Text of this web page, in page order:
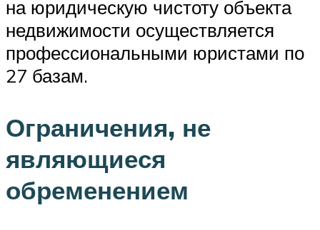
на юридическую чистоту объекта
недвижимости осуществляется
профессиональными юристами по
27 базам.
Ограничения, не
являющиеся
обременением